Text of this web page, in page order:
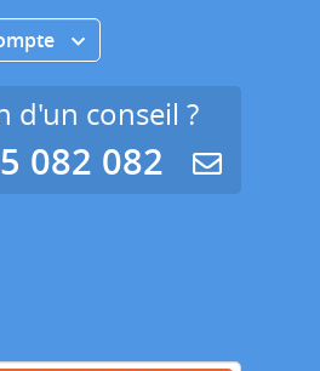
d'un conseil ?
082 082